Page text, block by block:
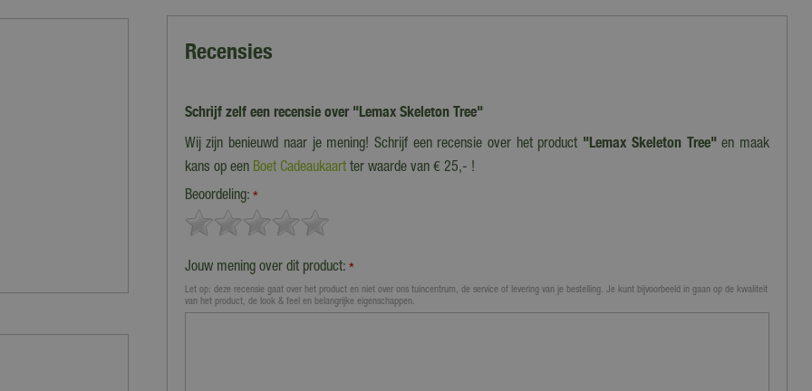
Recensies
Schrijf zelf een recensie over "Lemax Skeleton Tree"
Wij zijn benieuwd naar je mening! Schrijf een recensie over het product "Lemax Skeleton Tree"en maak
kans op een Boet Cadeaukaartter waarde van € 25,- !
Beoordeling: *
Jouw mening over dit product: *
Let op: deze recensie gaat over het product en niet over ons tuincentrum, de service of levering van je bestelling. Je kunt bijvoorbeeld in gaan op de kwaliteit
van het product, de look & feel en belangrijke eigenschappen.